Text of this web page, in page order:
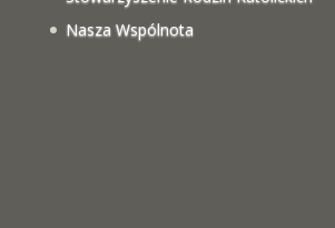
Nasza Wspólnota